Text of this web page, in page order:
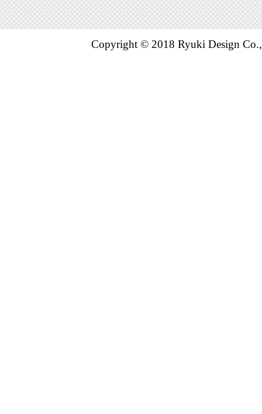
Copyright © 2018 Ryuki Design